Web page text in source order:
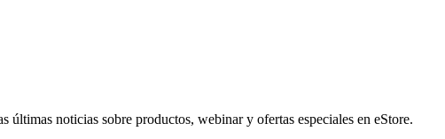
noticias sobre productos, webinar y ofertas especiales en eStore.